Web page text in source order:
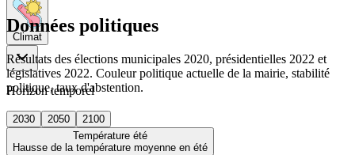
Climat
Horizon temporel
2030 2050
2100
Température été
Hausse de la température moyenne en été
Données politiques
Résultats des élections municipales 2020, présidentielles 2022 et
législatives 2022. Couleur politique actuelle de la mairie, stabilité
politique, taux d'abstention.